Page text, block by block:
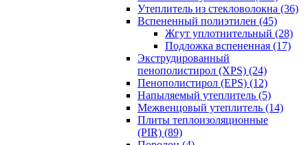
Утеплитель из стекловолокна (36)
Вспененный полиэтилен (45)
Жгут уплотнительный (28)
Подложка вспененная (17)
Экструдированный
пенополистирол (XPS) (24)
Пенополистирол (EPS) (12)
Напыляемый утеплитель (5)
Межвенцовый утеплитель (14)
Плиты теплоизоляционные
(PIR) (89)